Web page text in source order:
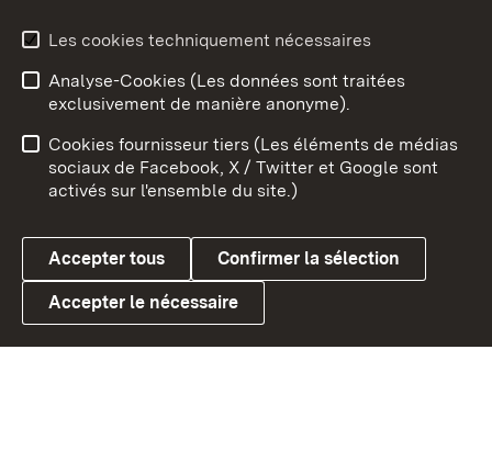
Link zum Landesportal
Conseils d'utilisation
Confidentialité
Cookies
Les cookies techniquement nécessaires
Analyse-Cookies (Les données sont traitées
exclusivement de manière anonyme).
Cookies fournisseur tiers (Les éléments de médias
sociaux de Facebook, X / Twitter et Google sont
activés sur l'ensemble du site.)
Accepter tous Confirmer la sélection
Accepter le nécessaire